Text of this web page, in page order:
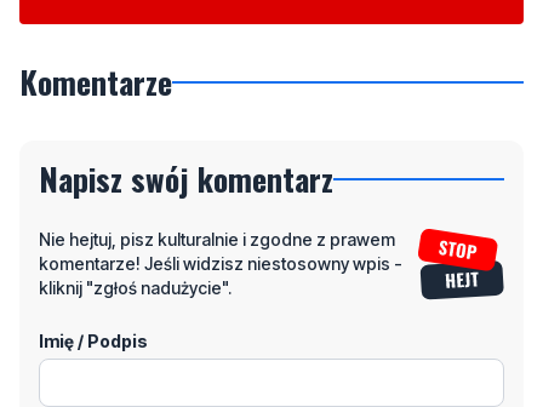
Komentarze
Napisz swój komentarz
Nie hejtuj, pisz kulturalnie i zgodne z prawem
komentarze! Jeśli widzisz niestosowny wpis -
kliknij "zgłoś nadużycie".
Imię / Podpis